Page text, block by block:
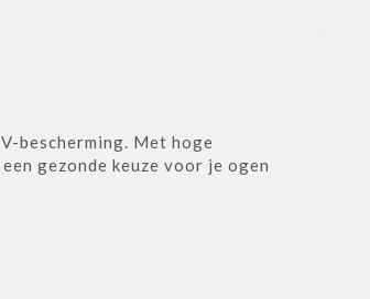
bescherming. Met hoge
gezonde keuze voor je ogen